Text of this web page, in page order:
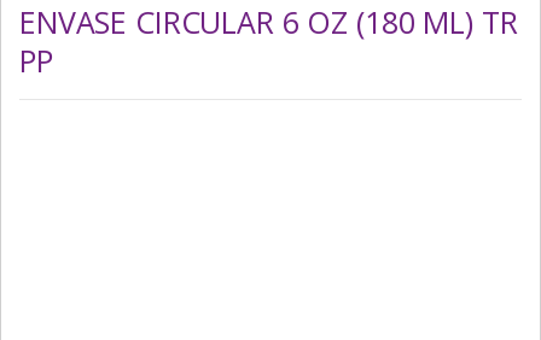
ENVASE CIRCULAR 6 OZ (180 ML) TR
PP